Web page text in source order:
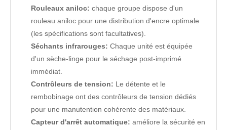
Rouleaux aniloc: chaque groupe dispose d'un
rouleau aniloc pour une distribution d'encre optimale
(les spécifications sont facultatives).
Séchants infrarouges: Chaque unité est équipée
d'un sèche-linge pour le séchage post-imprimé
immédiat.
Contrôleurs de tension: Le détente et le
rembobinage ont des contrôleurs de tension dédiés
pour une manutention cohérente des matériaux.
Capteur d'arrêt automatique: améliore la sécurité en